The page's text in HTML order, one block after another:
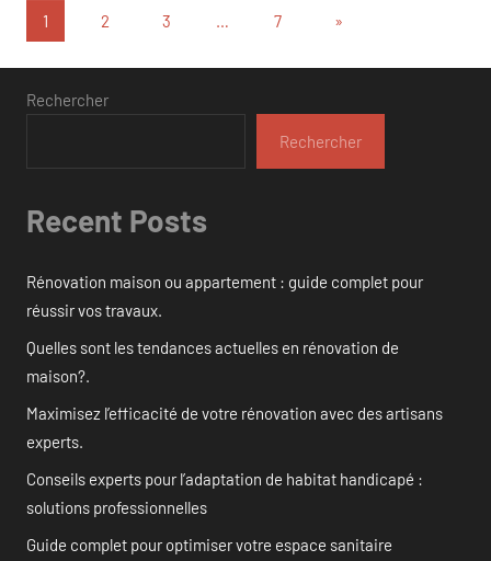
Pagination
des
publications
1 2 3 … 7
Articles
»
Rechercher
Rechercher
Recent Posts
Rénovation maison ou appartement : guide complet pour
réussir vos travaux.
Quelles sont les tendances actuelles en rénovation de
maison?.
Maximisez l’efficacité de votre rénovation avec des artisans
experts.
Conseils experts pour l’adaptation de habitat handicapé :
solutions professionnelles
Guide complet pour optimiser votre espace sanitaire